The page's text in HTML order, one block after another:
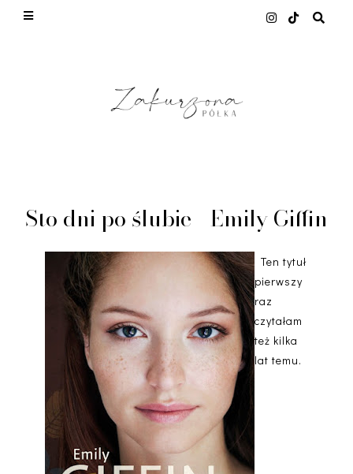
Sto dni po ślubie - Emily Giffin
Ten tytuł
pierwszy
raz
czytałam
też kilka
lat temu.
This site uses cookies from Google to deliver its
quality of service, generate usage statistics, and
to detect and address abuse.
LEARN MORE